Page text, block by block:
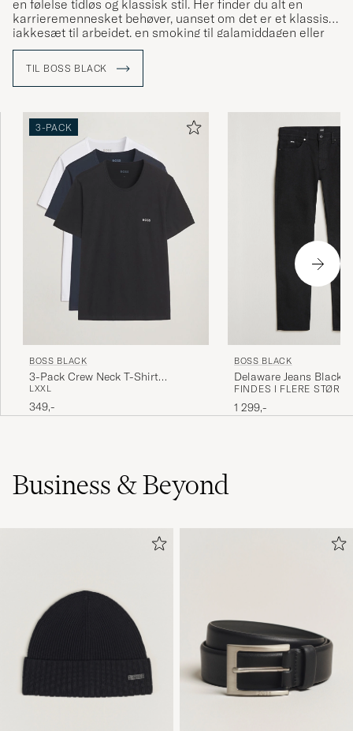
en følelse tidløs og klassisk stil. Her finder du alt en
karrieremennesket behøver, uanset om det er et klassisk
jakkesæt til arbejdet, en smoking til galamiddagen eller
mere afslappet tøj til fritiden.
TIL BOSS BLACK
3-PACK
BOSS BLACK
3-Pack Crew Neck T-Shirt
White/Navy/Black
LXXL
349,-
BOSS BLACK
Delaware Jeans Black
FINDES I FLERE
1 299,-
Business & Beyond